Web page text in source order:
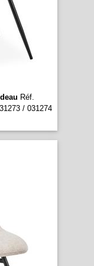
Réf.
/ 031274